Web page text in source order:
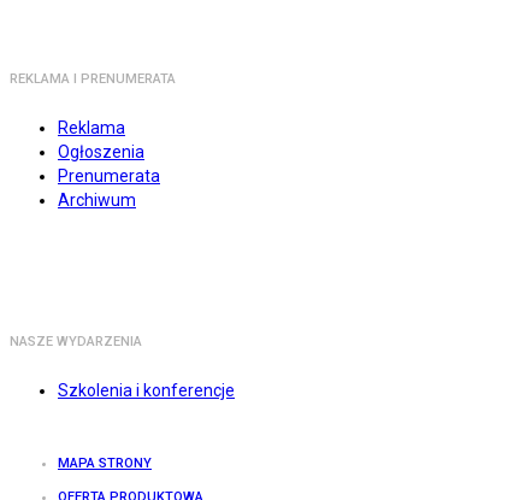
REKLAMA I PRENUMERATA
Reklama
Ogłoszenia
Prenumerata
Archiwum
NASZE WYDARZENIA
Szkolenia i konferencje
MAPA STRONY